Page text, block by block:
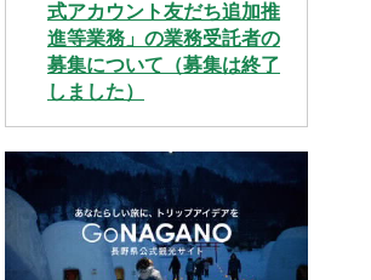
式アカウント友だち追加推
進等業務」の業務受託者の
募集について（募集は終了
しました）